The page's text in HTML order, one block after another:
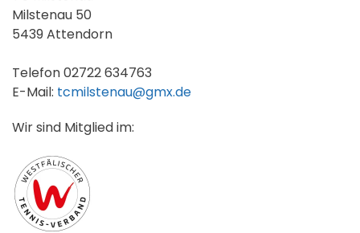
Milstenau 50
5439 Attendorn
Telefon 02722 634763
E-Mail: tcmilstenau@gmx.de
Wir sind Mitglied im: